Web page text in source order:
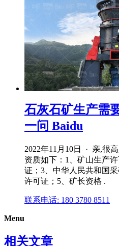
石灰石矿生产需
一问 Baidu
2022年11月10日 · 亲,很
资质如下：1、矿山生产
证；3、中华人民共和国
许可证；5、矿长资格 .
联系电话: 180 3780 8511
Menu
相关文章